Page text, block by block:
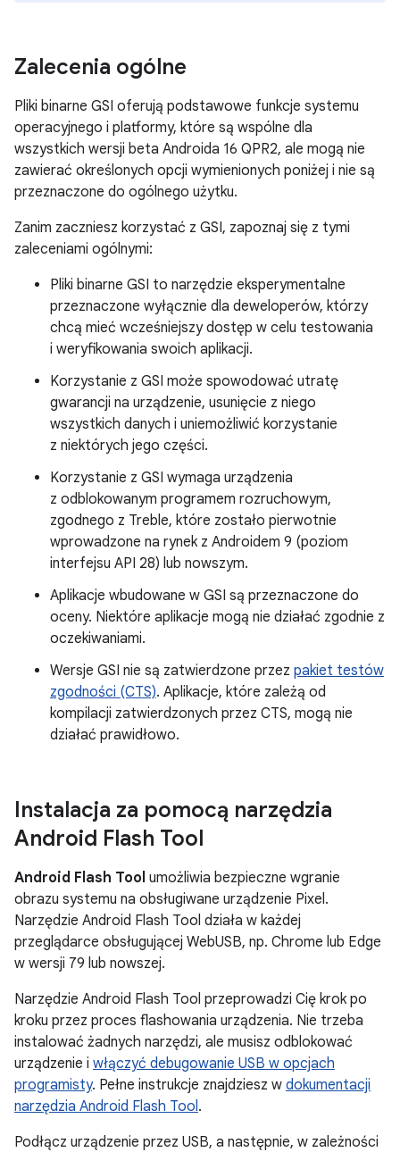
Zalecenia ogólne
Pliki binarne GSI oferują podstawowe funkcje systemu
operacyjnego i platformy, które są wspólne dla
wszystkich wersji beta Androida 16 QPR2, ale mogą nie
zawierać określonych opcji wymienionych poniżej i nie są
przeznaczone do ogólnego użytku.
Zanim zaczniesz korzystać z GSI, zapoznaj się z tymi
zaleceniami ogólnymi:
Pliki binarne GSI to narzędzie eksperymentalne
przeznaczone wyłącznie dla deweloperów, którzy
chcą mieć wcześniejszy dostęp w celu testowania
i weryfikowania swoich aplikacji.
Korzystanie z GSI może spowodować utratę
gwarancji na urządzenie, usunięcie z niego
wszystkich danych i uniemożliwić korzystanie
z niektórych jego części.
Korzystanie z GSI wymaga urządzenia
z odblokowanym programem rozruchowym,
zgodnego z Treble, które zostało pierwotnie
wprowadzone na rynek z Androidem 9 (poziom
interfejsu API 28) lub nowszym.
Aplikacje wbudowane w GSI są przeznaczone do
oceny. Niektóre aplikacje mogą nie działać zgodnie z
oczekiwaniami.
Wersje GSI nie są zatwierdzone przez pakiet testów
zgodności (CTS). Aplikacje, które zależą od
kompilacji zatwierdzonych przez CTS, mogą nie
działać prawidłowo.
Instalacja za pomocą narzędzia
Android Flash Tool
Android Flash Tool umożliwia bezpieczne wgranie
obrazu systemu na obsługiwane urządzenie Pixel.
Narzędzie Android Flash Tool działa w każdej
przeglądarce obsługującej WebUSB, np. Chrome lub Edge
w wersji 79 lub nowszej.
Narzędzie Android Flash Tool przeprowadzi Cię krok po
kroku przez proces flashowania urządzenia. Nie trzeba
instalować żadnych narzędzi, ale musisz odblokować
urządzenie i włączyć debugowanie USB w opcjach
programisty. Pełne instrukcje znajdziesz w dokumentacji
narzędzia Android Flash Tool.
Podłącz urządzenie przez USB, a następnie, w zależności